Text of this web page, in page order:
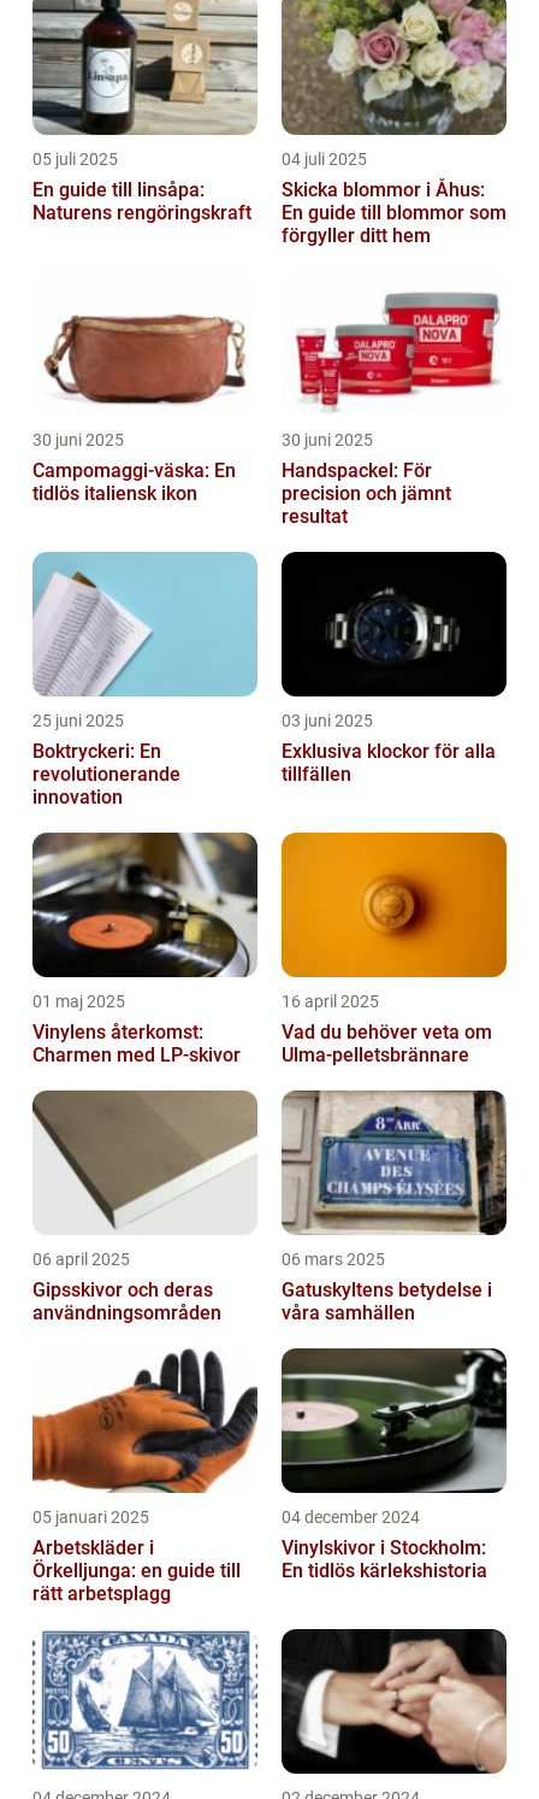
05 juli 2025
En guide till linsåpa:
Naturens rengöringskraft
04 juli 2025
Skicka blommor i Åhus:
En guide till blommor som
förgyller ditt hem
30 juni 2025
Campomaggi-väska: En
tidlös italiensk ikon
30 juni 2025
Handspackel: För
precision och jämnt
resultat
25 juni 2025
Boktryckeri: En
revolutionerande
innovation
03 juni 2025
Exklusiva klockor för alla
tillfällen
01 maj 2025
Vinylens återkomst:
Charmen med LP-skivor
16 april 2025
Vad du behöver veta om
Ulma-pelletsbrännare
06 april 2025
Gipsskivor och deras
användningsområden
06 mars 2025
Gatuskyltens betydelse i
våra samhällen
05 januari 2025
Arbetskläder i
Örkelljunga: en guide till
rätt arbetsplagg
04 december 2024
Vinylskivor i Stockholm:
En tidlös kärlekshistoria